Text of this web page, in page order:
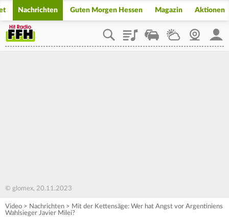
Nachrichten Guten Morgen Hessen Magazin Aktionen
PlaylistStaupilotWetterWebcam
© glomex, 20.11.2023
Video > Nachrichten > Mit der Kettensäge: Wer hat Angst vor Argentiniens
Wahlsieger Javier Milei?